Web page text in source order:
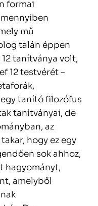
formai
mű
talán éppen
tanítványa volt,
12 testvérét –
tanító filozófus
tanítványai, de
az
hogy ez egy
sok ahhoz,
hagyományt,
amelyből